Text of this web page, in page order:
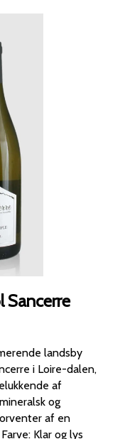
Sancerre
landsby
i Loire-dalen,
og
af en